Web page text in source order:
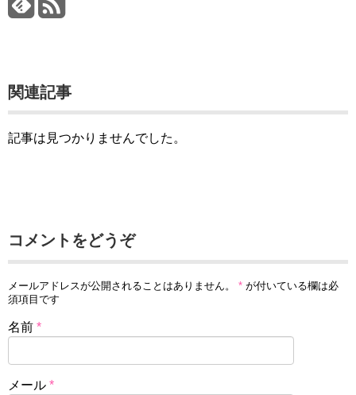
関連記事
記事は見つかりませんでした。
コメントをどうぞ
メールアドレスが公開されることはありません。 * が付いている欄は必
須項目です
名前 *
メール *